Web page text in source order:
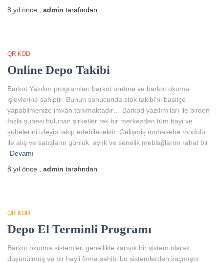
8 yıl önce admin tarafından
QR KOD
Online Depo Takibi
Barkot Yazılım programları barkot üretme ve barkot okuma
işlevlerine sahiptir. Bunun sonucunda stok takibi‘ni basitçe
yapabilmenize imkân tanımaktadır… Barkod yazılım’ları ile birden
fazla şubesi bulunan şirketler tek bir merkezden tüm bayi ve
şubelerini izleyip takip edebilecektir. Gelişmiş muhasebe modülü
ile alış ve satışların günlük, aylık ve senelik meblağlarını rahat bir
Devamı
8 yıl önce admin tarafından
QR KOD
Depo El Terminli Programı
Barkot okutma sistemleri genellikle karışık bir sistem olarak
düşünülmüş ve bir hayli firma sahibi bu sistemlerden kaçmıştır.